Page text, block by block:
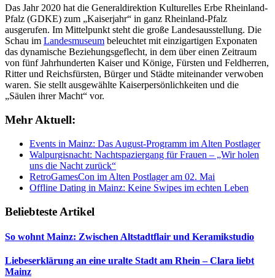
Das Jahr 2020 hat die Generaldirektion Kulturelles Erbe Rheinland-
Pfalz (GDKE) zum „Kaiserjahr“ in ganz Rheinland-Pfalz
ausgerufen. Im Mittelpunkt steht die große Landesausstellung. Die
Schau im Landesmuseum beleuchtet mit einzigartigen Exponaten
das dynamische Beziehungsgeflecht, in dem über einen Zeitraum
von fünf Jahrhunderten Kaiser und Könige, Fürsten und Feldherren,
Ritter und Reichsfürsten, Bürger und Städte miteinander verwoben
waren. Sie stellt ausgewählte Kaiserpersönlichkeiten und die
„Säulen ihrer Macht“ vor.
Mehr Aktuell:
Events in Mainz: Das August-Programm im Alten Postlager
Walpurgisnacht: Nachtspaziergang für Frauen – „Wir holen
uns die Nacht zurück“
RetroGamesCon im Alten Postlager am 02. Mai
Offline Dating in Mainz: Keine Swipes im echten Leben
Beliebteste Artikel
So wohnt Mainz: Zwischen Altstadtflair und Keramikstudio
Liebeserklärung an eine uralte Stadt am Rhein – Clara liebt
Mainz